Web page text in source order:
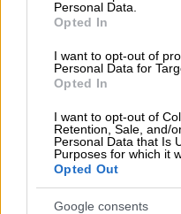
Personal Data.
Opted In
I want to opt-out of
Personal Data for
Opted In
I want to opt-out of
Retention, Sale, and/
Personal Data that Is
Purposes for which it
Opted Out
Google consents
«Κάθε τρεις
εξετάσεις»
«Ήρθε στο σπίτι
την ένεση
πει κάτι και μου
είχαν πάθει σοκ.